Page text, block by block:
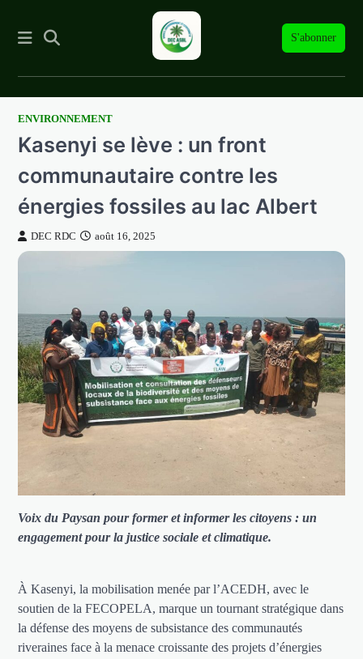
S'abonner
SkipENVIRONNEMENT
Kasenyi se lève : un front
communautaire contre les
énergies fossiles au lac Albert
DEC RDC août 16, 2025
Voix du Paysan pour former et informer les citoyens : un
engagement pour la justice sociale et climatique.
À Kasenyi, la mobilisation menée par l’ACEDH, avec le
soutien de la FECOPELA, marque un tournant stratégique dans
la défense des moyens de subsistance des communautés
riveraines face à la menace croissante des projets d’énergies